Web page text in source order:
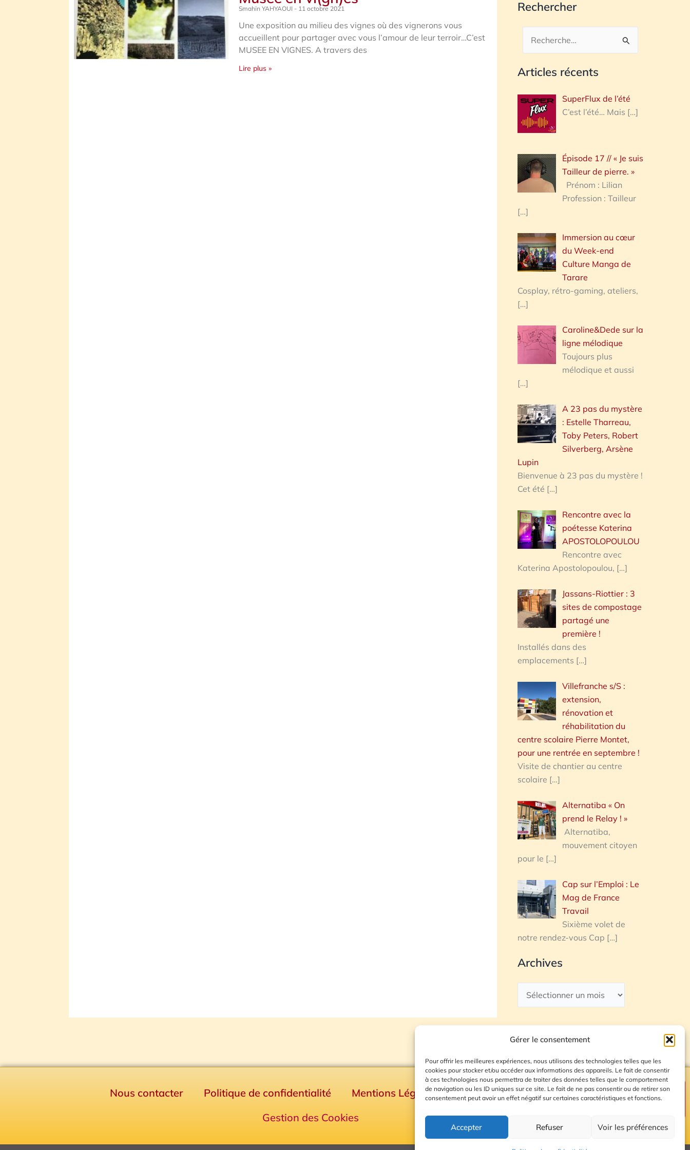
Gérer le consentement
Pour offrir les meilleures expériences, nous utilisons des technologies telles que les
cookies pour stocker et/ou accéder aux informations des appareils. Le fait de consentir
à ces technologies nous permettra de traiter des données telles que le comportement
de navigation ou les ID uniques sur ce site. Le fait de ne pas consentir ou de retirer son
consentement peut avoir un effet négatif sur certaines caractéristiques et fonctions.
Accepter Refuser Voir les préférences
Smahïn YAHYAOUI 11 octobre 2021
Une exposition au milieu des vignes où des vignerons vous
accueillent pour partager avec vous l’amour de leur terroir…C’est
MUSEE EN VIGNES. A travers des
Lire plus »
Rechercher
Rechercher :
Articles récents
SuperFlux de l’été
C’est l’été… Mais […]
Épisode 17 // « Je suis
Tailleur de pierre. »
Prénom : Lilian
Profession : Tailleur
[…]
Immersion au cœur
du Week-end
Culture Manga de
Tarare
Cosplay, rétro-gaming, ateliers,
[…]
Caroline&Dede sur la
ligne mélodique
Toujours plus
mélodique et aussi
[…]
A 23 pas du mystère
: Estelle Tharreau,
Toby Peters, Robert
Silverberg, Arsène
Lupin
Bienvenue à 23 pas du mystère !
Cet été […]
Rencontre avec la
poétesse Katerina
APOSTOLOPOULOU
Rencontre avec
Katerina Apostolopoulou, […]
Jassans-Riottier : 3
sites de compostage
partagé une
première !
Installés dans des
emplacements […]
Villefranche s/S :
extension,
rénovation et
réhabilitation du
centre scolaire Pierre Montet,
pour une rentrée en septembre !
Visite de chantier au centre
scolaire […]
Alternatiba « On
prend le Relay ! »
Alternatiba,
mouvement citoyen
pour le […]
Cap sur l’Emploi : Le
Mag de France
Travail
Sixième volet de
notre rendez-vous Cap […]
Archives
Nous contacter Politique de confidentialité Mentions Légales
Plan du site
Gestion des Cookies